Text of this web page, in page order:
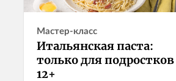
Мастер-класс
Итальянская паста:
только для подростков
12+